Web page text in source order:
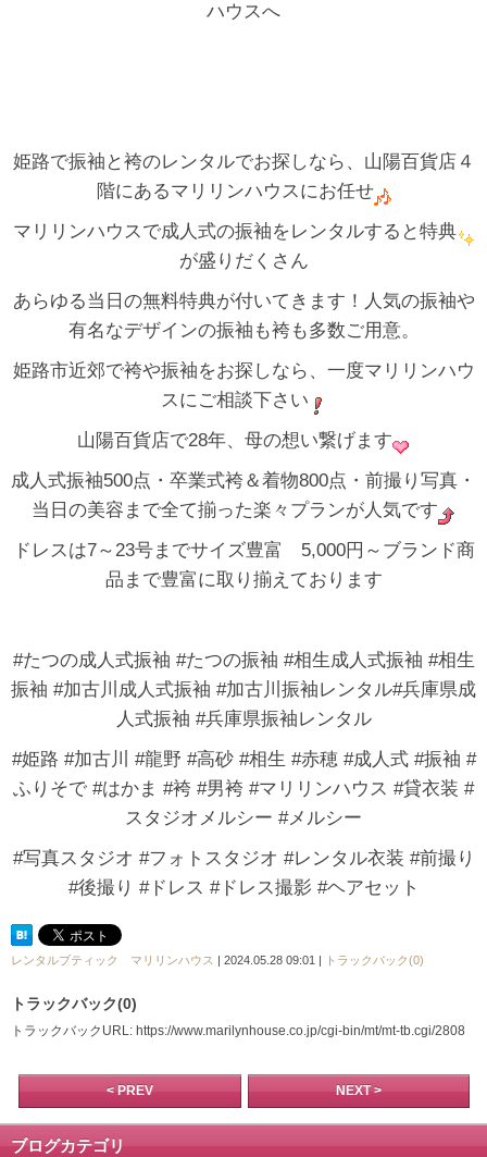
ハウスへ
姫路で振袖と袴のレンタルでお探しなら、山陽百貨店４
階にあるマリリンハウスにお任せ
マリリンハウスで成人式の振袖をレンタルすると特典
が盛りだくさん
あらゆる当日の無料特典が付いてきます！人気の振袖や
有名なデザインの振袖も袴も多数ご用意。
姫路市近郊で袴や振袖をお探しなら、一度マリリンハウ
スにご相談下さい
山陽百貨店で28年、母の想い繋げます
成人式振袖500点・卒業式袴＆着物800点・前撮り写真・
当日の美容まで全て揃った楽々プランが人気です
ドレスは7～23号までサイズ豊富 5,000円～ブランド商
品まで豊富に取り揃えております
#たつの成人式振袖 #たつの振袖 #相生成人式振袖 #相生
振袖 #加古川成人式振袖 #加古川振袖レンタル#兵庫県成
人式振袖 #兵庫県振袖レンタル
#姫路 #加古川 #龍野 #高砂 #相生 #赤穂 #成人式 #振袖 #
ふりそで #はかま #袴 #男袴 #マリリンハウス #貸衣装 #
スタジオメルシー #メルシー
#写真スタジオ #フォトスタジオ #レンタル衣装 #前撮り
#後撮り #ドレス #ドレス撮影 #ヘアセット
レンタルブティック マリリンハウス | 2024.05.28 09:01 | トラックバック(0)
トラックバック(0)
トラックバックURL: https://www.marilynhouse.co.jp/cgi-bin/mt/mt-tb.cgi/2808
< PREV NEXT >
ブログカテゴリ